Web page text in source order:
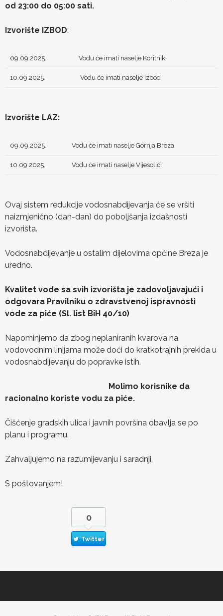
od 23:00 do 05:00 sati.
Izvorište IZBOD:
09.09.2025. Vodu će imati naselje Koritnik
10.09.2025. Vodu će imati naselje Izbod
Izvorište LAZ:
09.09.2025. Vodu će imati naselje Gornja Breza
10.09.2025. Vodu će imati naselje Vijesolići
Ovaj sistem redukcije vodosnabdijevanja će se vršiti
naizmjenično (dan-dan) do poboljšanja izdašnosti
izvorišta.
Vodosnabdijevanje u ostalim dijelovima općine Breza je
uredno.
Kvalitet vode sa svih izvorišta je zadovoljavajući i
odgovara Pravilniku o zdravstvenoj ispravnosti
vode za piće (Sl. list BiH 40/10)
Napominjemo da zbog neplaniranih kvarova na
vodovodnim linijama može doći do kratkotrajnih prekida u
vodosnabdijevanju do popravke istih.
Molimo korisnike da
racionalno koriste vodu za piće.
Čišćenje gradskih ulica i javnih površina obavlja se po
planu i programu.
Zahvaljujemo na razumijevanju i saradnji.
S poštovanjem!
0
Twitter